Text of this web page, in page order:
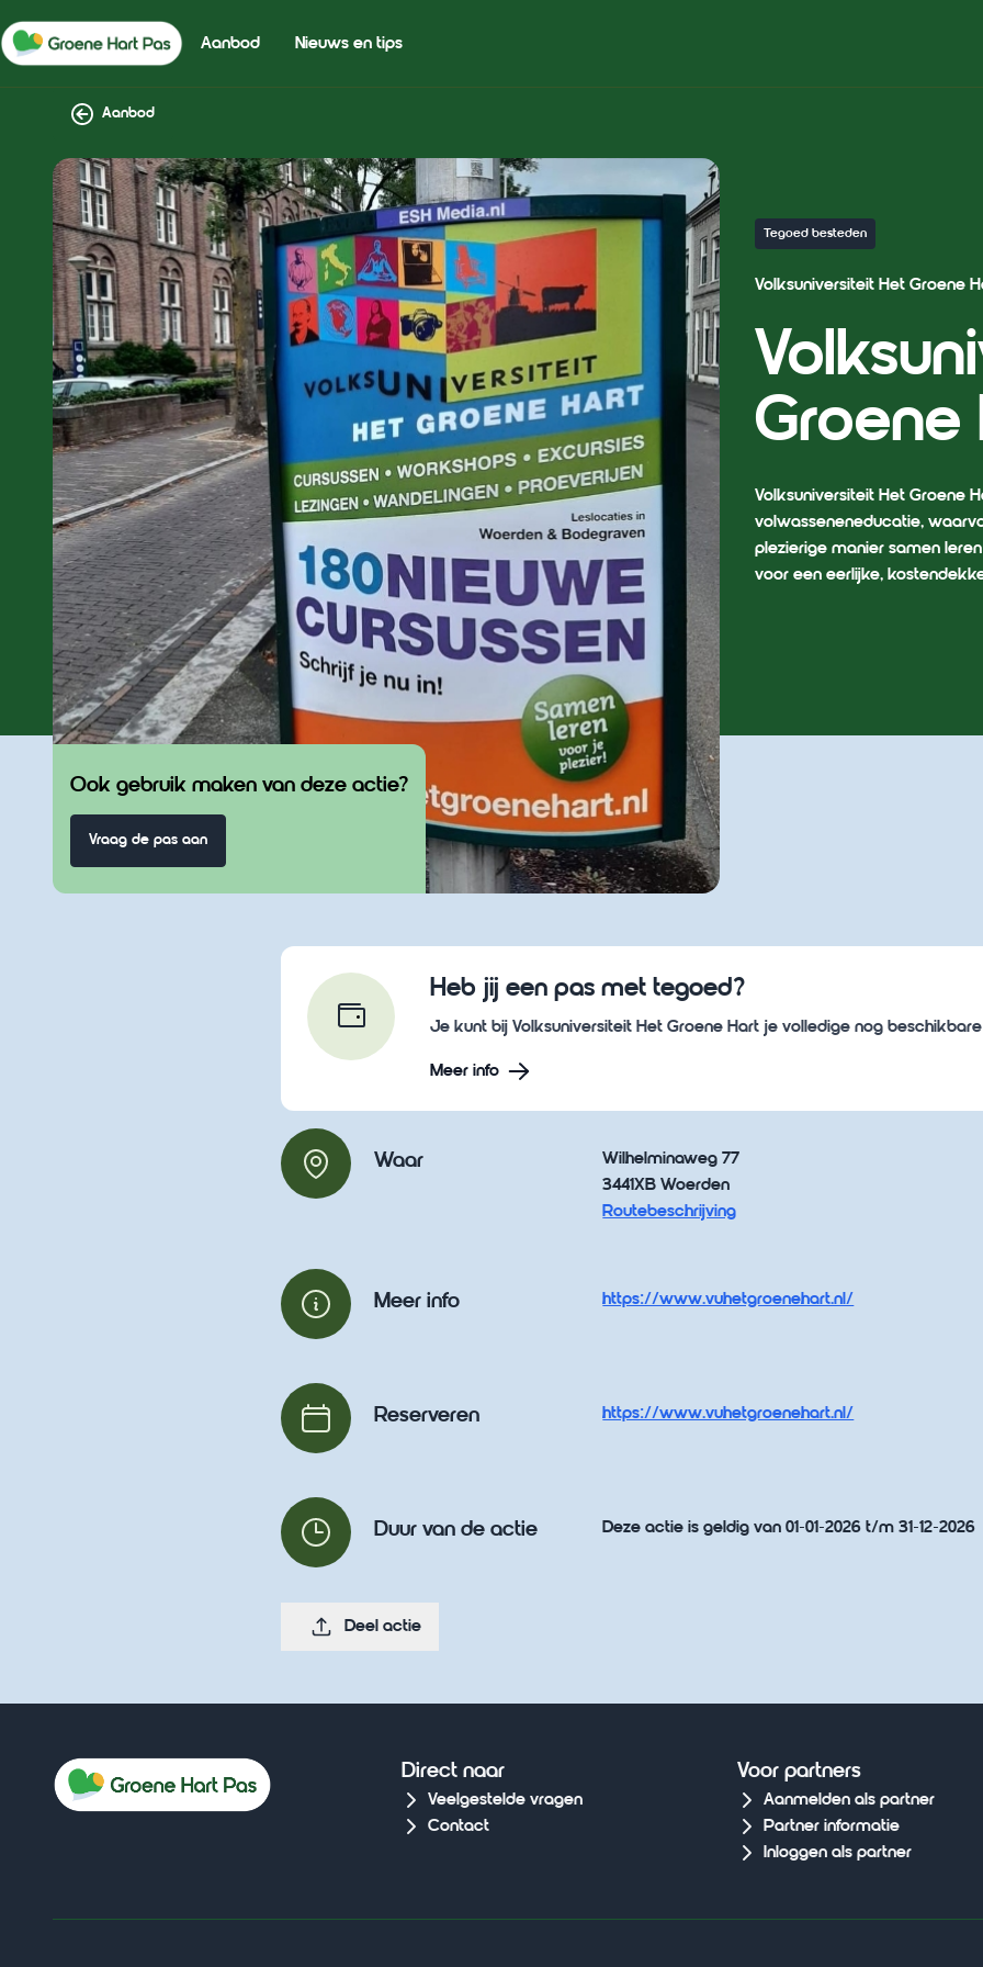
Aanbod Nieuws en tips
Aanbod
Tegoed besteden
Volksuniversiteit Het Groene
Groene
Volksuniversiteit Het Groene
volwasseneneducatie,
plezierige manier samen
voor een eerlijke,
Ook gebruik maken van deze actie?
Vraag de pas aan
Heb jij een pas met tegoed?
Je kunt bij Volksuniversiteit Het Groene Hart je volledige nog
Meer info
Waar
Wilhelminaweg 77
3441XB Woerden
Routebeschrijving
Meer info https://www.vuhetgroenehart.nl/
Reserveren https://www.vuhetgroenehart.nl/
Duur van de actie Deze actie is geldig van 01-01-2026 t/m 31-12-2026
Deel actie
Direct naar
Veelgestelde vragen
Contact
Voor partners
Aanmelden als partner
Partner informatie
Inloggen als partner